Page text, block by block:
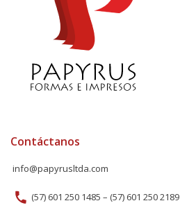
Contáctanos
info@papyrusltda.com
(57) 601 250 1485 – (57) 601 250 2189